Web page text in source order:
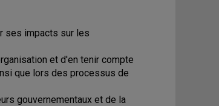
ses impacts sur les
et d'en tenir compte
que lors des processus de
gouvernementaux et de la